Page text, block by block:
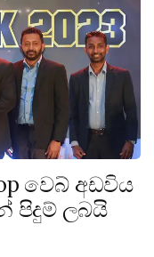
වෙබ් අඩවිය
පිදුම් ලබයි